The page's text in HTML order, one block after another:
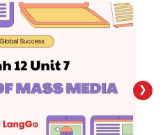
❯